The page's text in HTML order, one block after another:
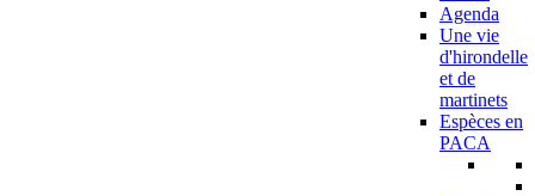
Agenda
Une vie
d'hirondelle
et de
martinets
Espèces en
PACA